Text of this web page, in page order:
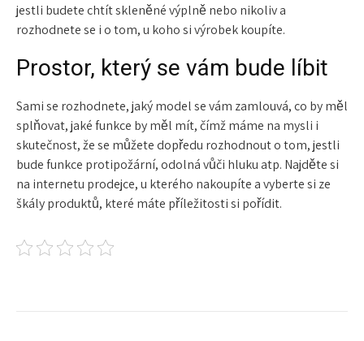
jestli budete chtít skleněné výplně nebo nikoliv a
rozhodnete se i o tom, u koho si výrobek koupíte.
Prostor, který se vám bude líbit
Sami se rozhodnete, jaký model se vám zamlouvá, co by měl
splňovat, jaké funkce by měl mít, čímž máme na mysli i
skutečnost, že se můžete dopředu rozhodnout o tom, jestli
bude funkce protipožární, odolná vůči hluku atp. Najděte si
na internetu prodejce, u kterého nakoupíte a vyberte si ze
škály produktů, které máte příležitosti si pořídit.